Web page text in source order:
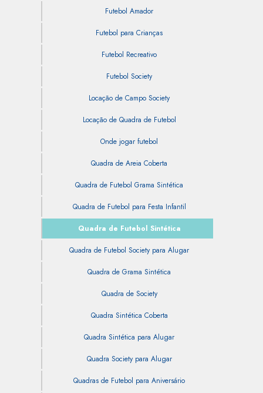
Futebol Amador
Futebol para Crianças
Futebol Recreativo
Futebol Society
Locação de Campo Society
Locação de Quadra de Futebol
Onde jogar futebol
Quadra de Areia Coberta
Quadra de Futebol Grama Sintética
Quadra de Futebol para Festa Infantil
Quadra de Futebol Sintética
Quadra de Futebol Society para Alugar
Quadra de Grama Sintética
Quadra de Society
Quadra Sintética Coberta
Quadra Sintética para Alugar
Quadra Society para Alugar
Quadras de Futebol para Aniversário